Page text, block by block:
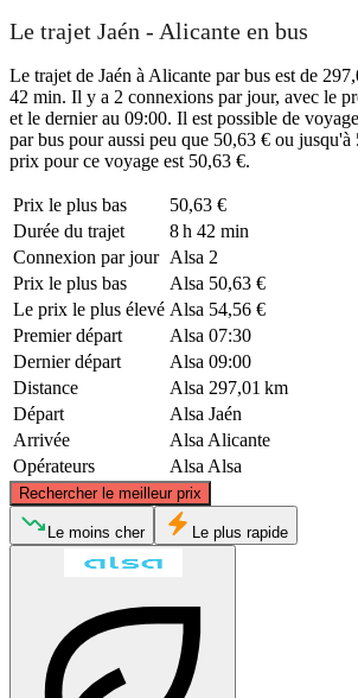
Le trajet Jaén - Alicante en bus
Le trajet de Jaén à Alicante par bus est de
42 min. Il y a 2 connexions par jour, avec le
et le dernier au 09:00. Il est possible de
par bus pour aussi peu que 50,63 € ou
prix pour ce voyage est 50,63 €.
Prix ​​le plus bas
50,63 €
Durée du trajet
8 h 42 min
Connexion par jour Alsa 2
Prix ​​le plus bas
Alsa 50,63 €
Le prix le plus élevé Alsa 54,56 €
Premier départ
Alsa 07:30
Dernier départ
Alsa 09:00
Distance
Alsa 297,01 km
Départ
Alsa Jaén
Arrivée
Alsa Alicante
Opérateurs
Alsa Alsa
Rechercher le meilleur prix
Jaén
Le moins cher Le plus rapide